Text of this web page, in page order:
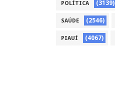
POLÍTICA (3139)
SAÚDE (2546)
PIAUÍ (4067)